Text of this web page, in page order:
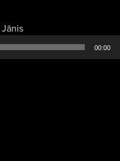
JānisAudio
atskaņotājs
00:00